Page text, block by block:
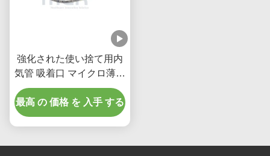
強化された使い捨て用内
気管 吸着口 マイクロ薄型
PUマッチ付き
最高 の 価格 を 入手 する